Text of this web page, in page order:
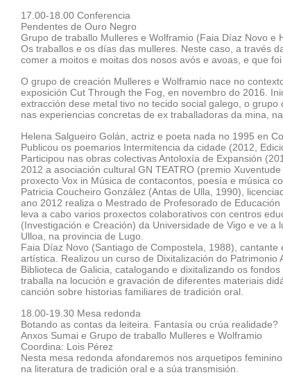
17.00-18.00 Conferencia
Pendentes de Ouro Negro
Grupo de traballo Mulleres e Wolframio (Faia Díaz Novo e
Os traballos e os días das mulleres. Neste caso, a través
comer a moitos e moitas dos nosos avós e avoas, e que
O grupo de creación Mulleres e Wolframio nace no
exposición Cut Through the Fog, en novembro do 2016.
extracción dese metal tivo no tecido social galego, o
nas experiencias concretas de ex traballadoras da mina,
Helena Salgueiro Golán, actriz e poeta nada no 1995 en
Publicou os poemarios Intermitencia da cidade (2012,
Participou nas obras colectivas Antoloxía de Expansión
2012 a asociación cultural GN TEATRO (premio
proxecto Vox in Música de contacontos, poesía e música
Patricia Coucheiro González (Antas de Ulla, 1990),
ano 2012 realiza o Mestrado de Profesorado de
leva a cabo varios proxectos colaborativos con centros
(Investigación e Creación) da Universidade de Vigo e ve
Ulloa, na provincia de Lugo.
Faia Díaz Novo (Santiago de Compostela, 1988),
artística. Realizou un curso de Dixitalización do
Biblioteca de Galicia, catalogando e dixitalizando os
traballa na locución e gravación de diferentes materiais
canción sobre historias familiares de tradición oral.
18.00-19.30 Mesa redonda
Botando as contas da leiteira. Fantasía ou crúa realidade?
Anxos Sumai e Grupo de traballo Mulleres e Wolframio
Coordina: Lois Pérez
Nesta mesa redonda afondaremos nos arquetipos
na literatura de tradición oral e a súa transmisión.